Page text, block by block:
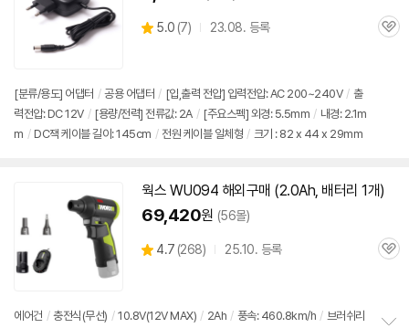
별
5.0 (상
뷰
7) 23.08. 등록
관
[분류/용도] 어댑터 / 공용 어댑터 / [입,출력 전압] 입력전압: AC 200~240V / 출
력전압: DC12V / [용량/전력] 전류값: 2A / [주요스펙] 외경: 5.5mm / 내경: 2.1m
m / DC잭 케이블 길이: 145cm / 전원 케이블 일체형 / 크기 : 82 x 44 x 29mm
웍스 WU094 해외구매 (2.0Ah, 배터리 1개)
69,420원 (56몰)
별
4.7 (상
뷰
268) 25.10. 등록
관
에어건 / 충전식(무선) / 10.8V(12VMAX) / 2Ah / 풍속: 460.8km/h / 브러쉬리